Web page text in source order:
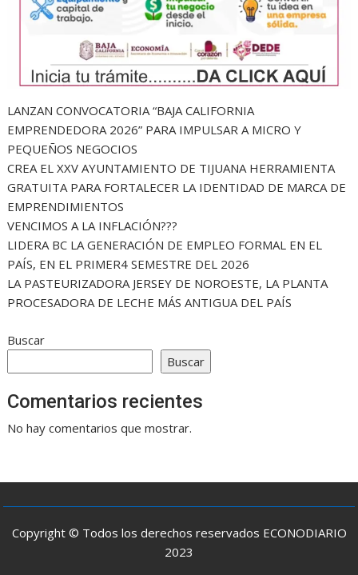
LANZAN CONVOCATORIA “BAJA CALIFORNIA
EMPRENDEDORA 2026” PARA IMPULSAR A MICRO Y
PEQUEÑOS NEGOCIOS
CREA EL XXV AYUNTAMIENTO DE TIJUANA HERRAMIENTA
GRATUITA PARA FORTALECER LA IDENTIDAD DE MARCA DE
EMPRENDIMIENTOS
VENCIMOS A LA INFLACIÓN???
LIDERA BC LA GENERACIÓN DE EMPLEO FORMAL EN EL
PAÍS, EN EL PRIMER4 SEMESTRE DEL 2026
LA PASTEURIZADORA JERSEY DE NOROESTE, LA PLANTA
PROCESADORA DE LECHE MÁS ANTIGUA DEL PAÍS
Buscar
Buscar
Comentarios recientes
No hay comentarios que mostrar.
Copyright © Todos los derechos reservados ECONODIARIO
2023